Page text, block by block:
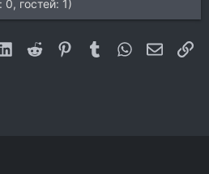
0, гостей: 1)
LinkedIn
Reddit Pinterest
Tumblr WhatsApp